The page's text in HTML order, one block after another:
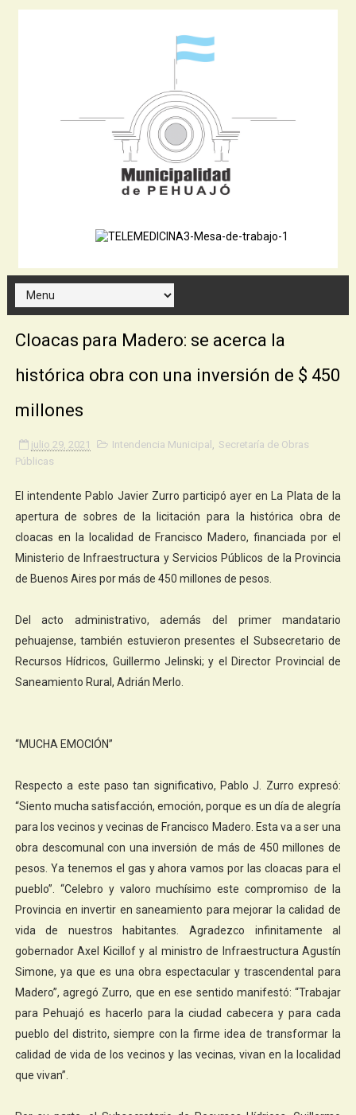
Cloacas para Madero: se acerca la
histórica obra con una inversión de $ 450
millones
julio 29, 2021 Intendencia Municipal
Secretaría de Obras
Públicas
El intendente Pablo Javier Zurro participó ayer en La Plata de la
apertura de sobres de la licitación para la histórica obra de
cloacas en la localidad de Francisco Madero, financiada por el
Ministerio de Infraestructura y Servicios Públicos de la Provincia
de Buenos Aires por más de 450 millones de pesos.
Del acto administrativo, además del primer mandatario
pehuajense, también estuvieron presentes el Subsecretario de
Recursos Hídricos, Guillermo Jelinski; y el Director Provincial de
Saneamiento Rural, Adrián Merlo.
“MUCHA EMOCIÓN”
Respecto a este paso tan significativo, Pablo J. Zurro expresó:
“Siento mucha satisfacción, emoción, porque es un día de alegría
para los vecinos y vecinas de Francisco Madero. Esta va a ser una
obra descomunal con una inversión de más de 450 millones de
pesos. Ya tenemos el gas y ahora vamos por las cloacas para el
pueblo”. “Celebro y valoro muchísimo este compromiso de la
Provincia en invertir en saneamiento para mejorar la calidad de
vida de nuestros habitantes. Agradezco infinitamente al
gobernador Axel Kicillof y al ministro de Infraestructura Agustín
Simone, ya que es una obra espectacular y trascendental para
Madero”, agregó Zurro, que en ese sentido manifestó: “Trabajar
para Pehuajó es hacerlo para la ciudad cabecera y para cada
pueblo del distrito, siempre con la firme idea de transformar la
calidad de vida de los vecinos y las vecinas, vivan en la localidad
que vivan”.